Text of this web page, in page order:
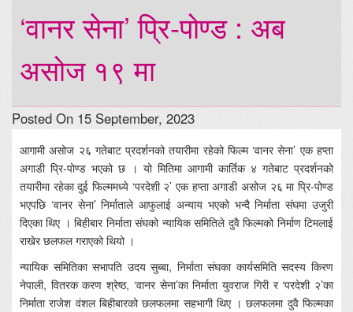
‘वानर सेना’ प्रि-पोण्ड : अब
असोज १९ मा
Posted On 15 September, 2023
आगामी असोज २६ गतेबाट प्रदर्शनको तयारीमा रहेको फिल्म ‘वानर सेना’ एक हप्ता
अगाडी प्रि-पोण्ड भएको छ । यो मितिमा आगामी कार्तिक ४ गतेबाट प्रदर्शनको
तयारीमा रहेका दुई फिल्ममध्ये ‘परदेशी २’ एक हप्ता अगाडी असोज २६ मा प्रि-पोण्ड
भएपछि ‘वानर सेना’ निर्माताले आफुलाई अन्याय भएको भन्दै निर्माता संघमा उजुरी
दिएका थिए । बिहीबार निर्माता संघको न्यायिक समितिले दुवै फिल्मको निर्माण टिमलाई
राखेर छलफल गराएको थियो ।
न्यायिक समितिका सभापति उदय सुब्बा, निर्माता संघका कार्यसमिति सदस्य किरण
नेपाली, वितरक करण श्रेष्ठ, ‘वानर सेना’का निर्माता युवराज गिरी र ‘परदेशी २’का
निर्माता राजेश वंशल बिहीबारको छलफलमा सहभागी थिए । छलफलमा दुवै फिल्मका